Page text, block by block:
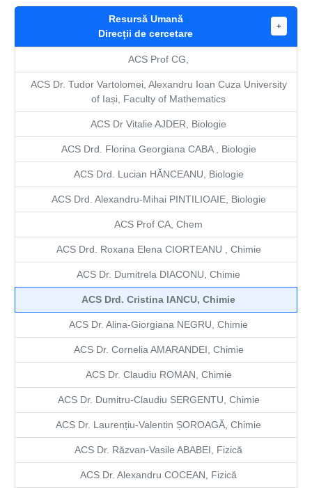
Resursă Umană
Direcții de cercetare
+
ACS Prof CG,
ACS Dr. Tudor Vartolomei, Alexandru Ioan Cuza University
of Iași, Faculty of Mathematics
ACS Dr Vitalie AJDER, Biologie
ACS Drd. Florina Georgiana CABA , Biologie
ACS Drd. Lucian HĂNCEANU, Biologie
ACS Drd. Alexandru-Mihai PINTILIOAIE, Biologie
ACS Prof CA, Chem
ACS Drd. Roxana Elena CIORTEANU , Chimie
ACS Dr. Dumitrela DIACONU, Chimie
ACS Drd. Cristina IANCU, Chimie
ACS Dr. Alina-Giorgiana NEGRU, Chimie
ACS Dr. Cornelia AMARANDEI, Chimie
ACS Dr. Claudiu ROMAN, Chimie
ACS Dr. Dumitru-Claudiu SERGENTU, Chimie
ACS Dr. Laurențiu-Valentin ȘOROAGĂ, Chimie
ACS Dr. Răzvan-Vasile ABABEI, Fizică
ACS Dr. Alexandru COCEAN, Fizică